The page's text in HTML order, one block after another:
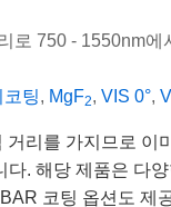
로 750 - 1550nm
코팅, MgF2, VIS 0°,
거리를 가지므로 이
다. 해당 제품은 다
코팅 옵션도 제